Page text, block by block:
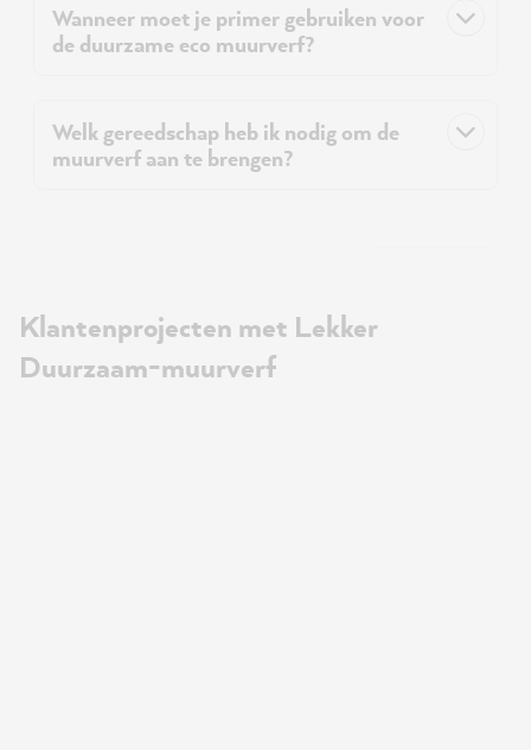
Wanneer moet je primer gebruiken voor
de duurzame eco muurverf?
Welk gereedschap heb ik nodig om de
muurverf aan te brengen?
Klantenprojecten met Lekker
Duurzaam-muurverf